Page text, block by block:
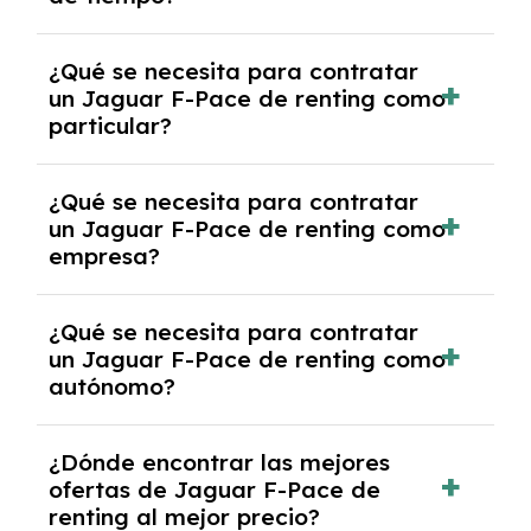
económica.
pero puede haber penalizaciones por
cancelación anticipada. Es importante revisar
las condiciones del contrato y hablar con un
experto que te asesore.
¿Qué se necesita para contratar
un Jaguar F-Pace de renting como
particular?
y, en algunos casos, una consulta de solvencia
crediticia y un pago inicial.
¿Qué se necesita para contratar
un Jaguar F-Pace de renting como
empresa?
documentación financiera y, en algunos
casos, un informe de solvencia de la empresa
y un pago inicial.
¿Qué se necesita para contratar
un Jaguar F-Pace de renting como
autónomo?
autónomos, justificante de ingresos y, en
algunos casos, un informe fiscal y un pago
inicial.
¿Dónde encontrar las mejores
ofertas de Jaguar F-Pace de
renting al mejor precio?